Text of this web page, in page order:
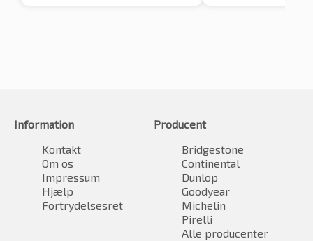
Information
Kontakt
Om os
Impressum
Hjælp
Fortrydelsesret
Producent
Bridgestone
Continental
Dunlop
Goodyear
Michelin
Pirelli
Alle producenter